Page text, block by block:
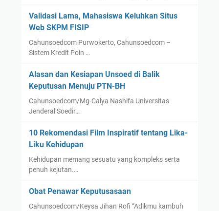
Validasi Lama, Mahasiswa Keluhkan Situs
Web SKPM FISIP
Cahunsoedcom Purwokerto, Cahunsoedcom –
Sistem Kredit Poin …
Alasan dan Kesiapan Unsoed di Balik
Keputusan Menuju PTN-BH
Cahunsoedcom/Mg-Calya Nashifa Universitas
Jenderal Soedir…
10 Rekomendasi Film Inspiratif tentang Lika-
Liku Kehidupan
Kehidupan memang sesuatu yang kompleks serta
penuh kejutan.…
Obat Penawar Keputusasaan
Cahunsoedcom/Keysa Jihan Rofi “Adikmu kambuh